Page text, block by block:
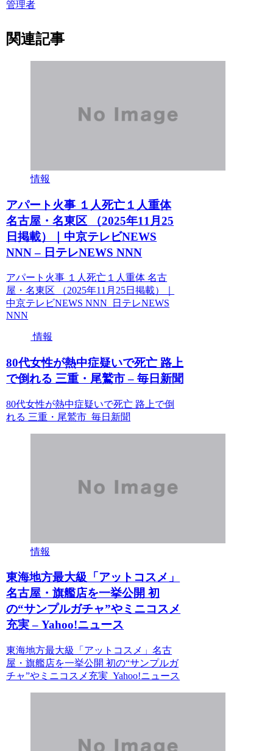
管理者
関連記事
情報
アパート火事 １人死亡１人重体
名古屋・名東区 （2025年11月25
日掲載）｜中京テレビNEWS
NNN – 日テレNEWS NNN
アパート火事 １人死亡１人重体 名古
屋・名東区 （2025年11月25日掲載）｜
中京テレビNEWS NNN 日テレNEWS
NNN
情報
80代女性が熱中症疑いで死亡 路上
で倒れる 三重・尾鷲市 – 毎日新聞
80代女性が熱中症疑いで死亡 路上で倒
れる 三重・尾鷲市 毎日新聞
情報
東海地方最大級「アットコスメ」
名古屋・旗艦店を一挙公開 初
の“サンプルガチャ”やミニコスメ
充実 – Yahoo!ニュース
東海地方最大級「アットコスメ」名古
屋・旗艦店を一挙公開 初の“サンプルガ
チャ”やミニコスメ充実 Yahoo!ニュース